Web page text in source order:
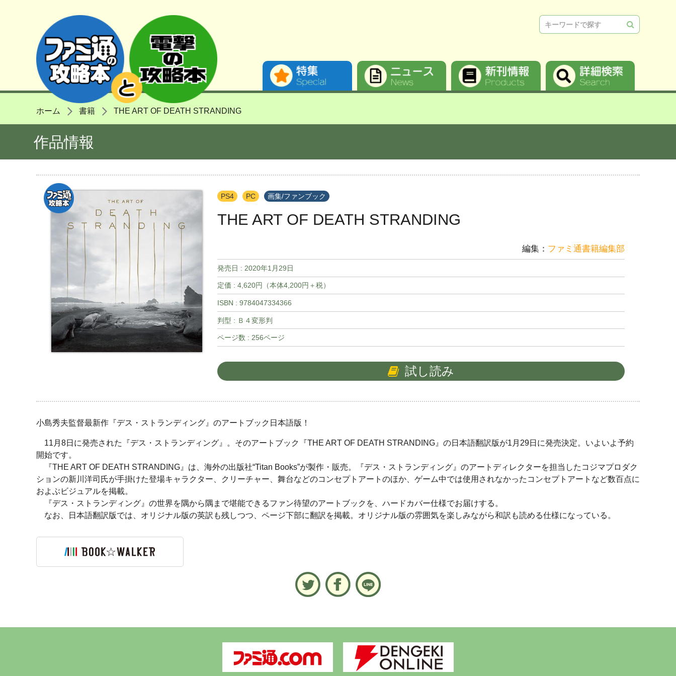
ホーム 書籍 THE ART OF DEATH STRANDING
作品情報
PS4 PC 画集/ファンブック
THE ART OF DEATH STRANDING
編集： ファミ通書籍編集部
発売日 : 2020年1月29日
定価 : 4,620円（本体4,200円＋税）
ISBN : 9784047334366
判型 : Ｂ４変形判
ページ数 : 256ページ
試し読み
小島秀夫監督最新作『デス・ストランディング』のアートブック日本語版！
11月8日に発売された『デス・ストランディング』。そのアートブック『THE ART OF DEATH STRANDING』の日本語翻訳版が1月29日に発売決定。いよいよ予約
開始です。
『THE ART OF DEATH STRANDING』は、海外の出版社“Titan Books”が製作・販売。『デス・ストランディング』のアートディレクターを担当したコジマプロダク
ションの新川洋司氏が手掛けた登場キャラクター、クリーチャー、舞台などのコンセプトアートのほか、ゲーム中では使用されなかったコンセプトアートなど数百点に
およぶビジュアルを掲載。
『デス・ストランディング』の世界を隅から隅まで堪能できるファン待望のアートブックを、ハードカバー仕様でお届けする。
なお、日本語翻訳版では、オリジナル版の英訳も残しつつ、ページ下部に翻訳を掲載。オリジナル版の雰囲気を楽しみながら和訳も読める仕様になっている。